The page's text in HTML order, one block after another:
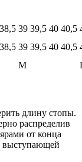
38,5 39 39,5 40 40,5
38,5 39 39,5 40 40,5
M
длину стопы.
распределив
от конца
выступающей